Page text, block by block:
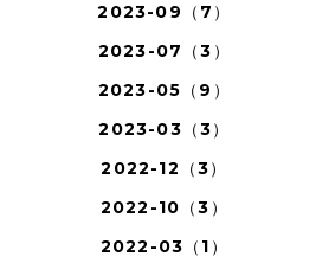
2023-09（7）
2023-07（3）
2023-05（9）
2023-03（3）
2022-12（3）
2022-10（3）
2022-03（1）